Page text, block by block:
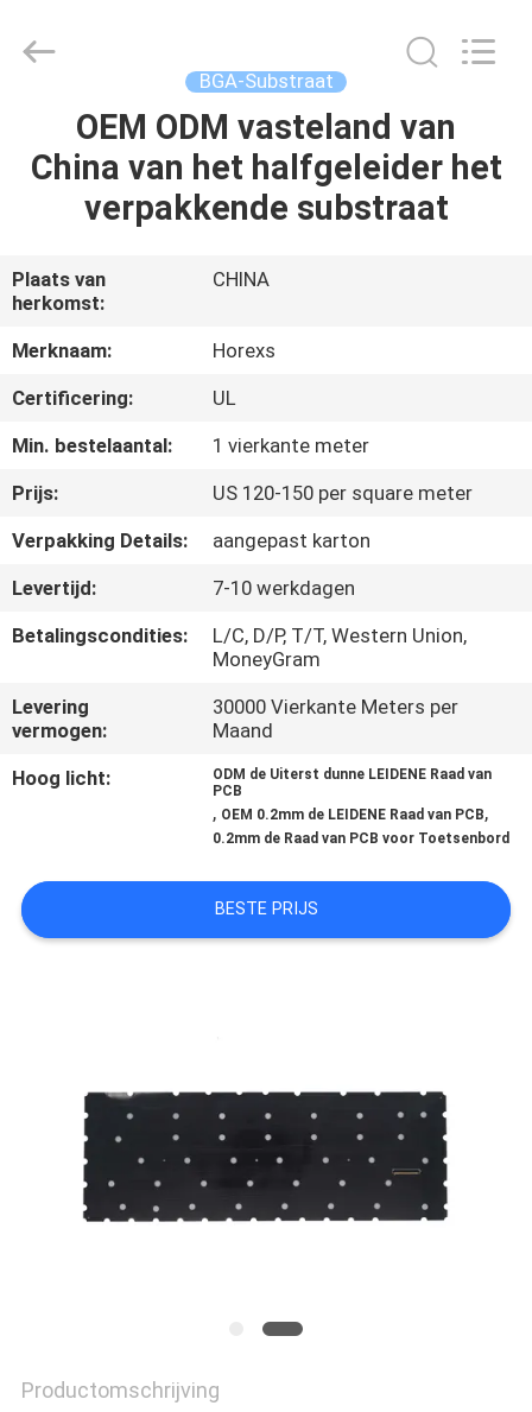
PRODUCTEN
ONGEVEER
ONS
FABRIEKSREIS
CONTACTEER
ONS
VERZOEK
OM EEN
SITEMAP
Co.,Ltd..
BGA-Substraat
OEM ODM vasteland van
China van het halfgeleider het
verpakkende substraat
Plaats van
herkomst:
CHINA
Merknaam:
Horexs
Certificering:
UL
Min. bestelaantal:
1 vierkante meter
Prijs:
US 120-150 per square meter
Verpakking Details:
aangepast karton
Levertijd:
7-10 werkdagen
Betalingscondities:
L/C, D/P, T/T, Western Union,
MoneyGram
Levering
vermogen:
30000 Vierkante Meters per
Maand
Hoog licht:
ODM de Uiterst dunne LEIDENE Raad van
PCB
, OEM 0.2mm de LEIDENE Raad van PCB,
0.2mm de Raad van PCB voor Toetsenbord
BESTE PRIJS
Productomschrijving